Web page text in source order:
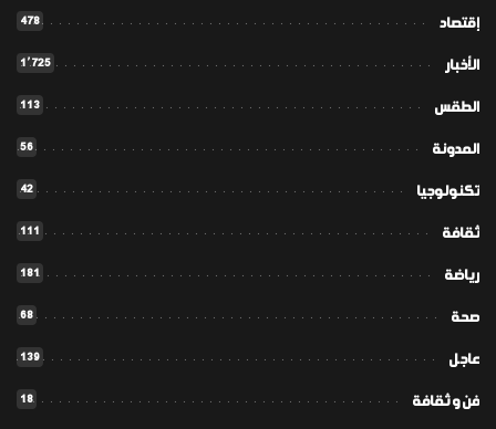
إقتصاد 478
الأخبار 1٬725
الطقس 113
المدونة 56
تكنولوجيا 42
ثقافة 111
رياضة 181
صحة 68
عاجل 139
فن و ثقافة 18